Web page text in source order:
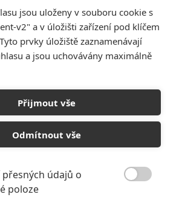
Morning
Early Morning
Morning
jsou uloženy v souboru cookie s
v2" a v úložišti zařízení pod klíčem
prvky úložiště zaznamenávají
a jsou uchovávány maximálně
Přijmout vše
Odmítnout vše
přesných údajů o
poloze